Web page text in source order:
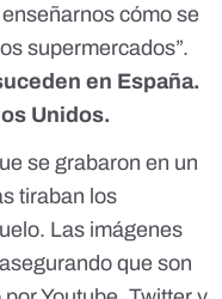
cómo se
supermercados”.
en España.
Unidos.
se grabaron en un
tiraban los
Las imágenes
que son